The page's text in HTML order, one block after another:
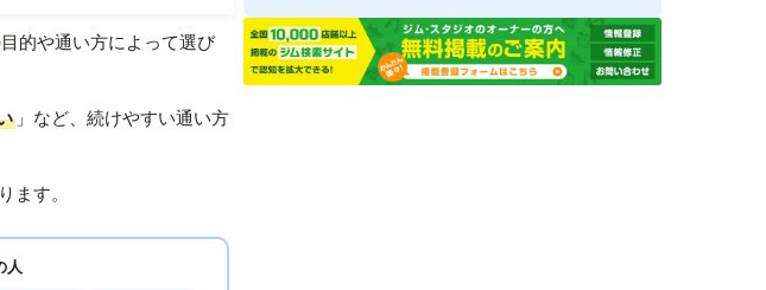
的や通い方によって選び
」など、続けやすい通い方
ます。
人